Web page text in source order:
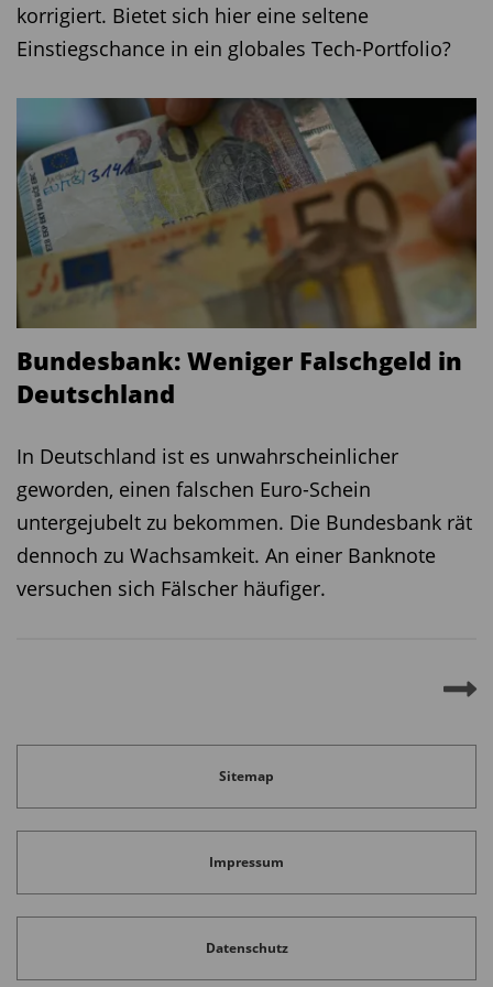
Fonds
Deka-
DividendenStrategie
DE000DK2J6T3 274,0 3,2 18,27%
Xtrack Euro Stoxx
Quality Div ETF 1D
LU0292095535 251,8 3,4 16,24%
Diesen Beitrag teilen:
korrigiert. Bietet sich hier eine seltene
Einstiegschance in ein globales Tech-Portfolio?
Bundesbank: Weniger Falschgeld in
Deutschland
In Deutschland ist es unwahrscheinlicher
geworden, einen falschen Euro-Schein
untergejubelt zu bekommen. Die Bundesbank rät
dennoch zu Wachsamkeit. An einer Banknote
versuchen sich Fälscher häufiger.
Sitemap
Impressum
Datenschutz